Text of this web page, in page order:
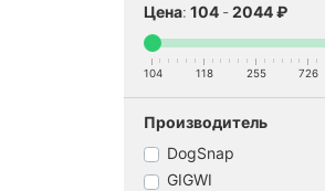
Цена: 104 - 2044₽
104 118 255 726
Производитель
DogSnap
GIGWI